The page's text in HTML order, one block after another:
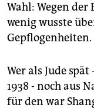
abo
genossenschaft
Wahl: Wegen
wenig wusste
Gepflogenheiten.
Wer als Jude
1938 - noch aus
für den war